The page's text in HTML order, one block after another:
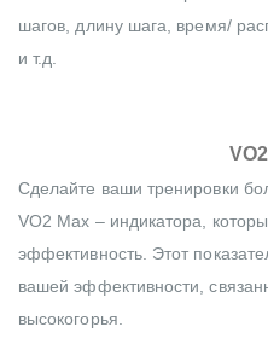
шагов, длину шага, время/
и т.д.
Сделайте ваши тренировки
VO2 Max – индикатора,
эффективность. Этот
вашей эффективности,
высокогорья.